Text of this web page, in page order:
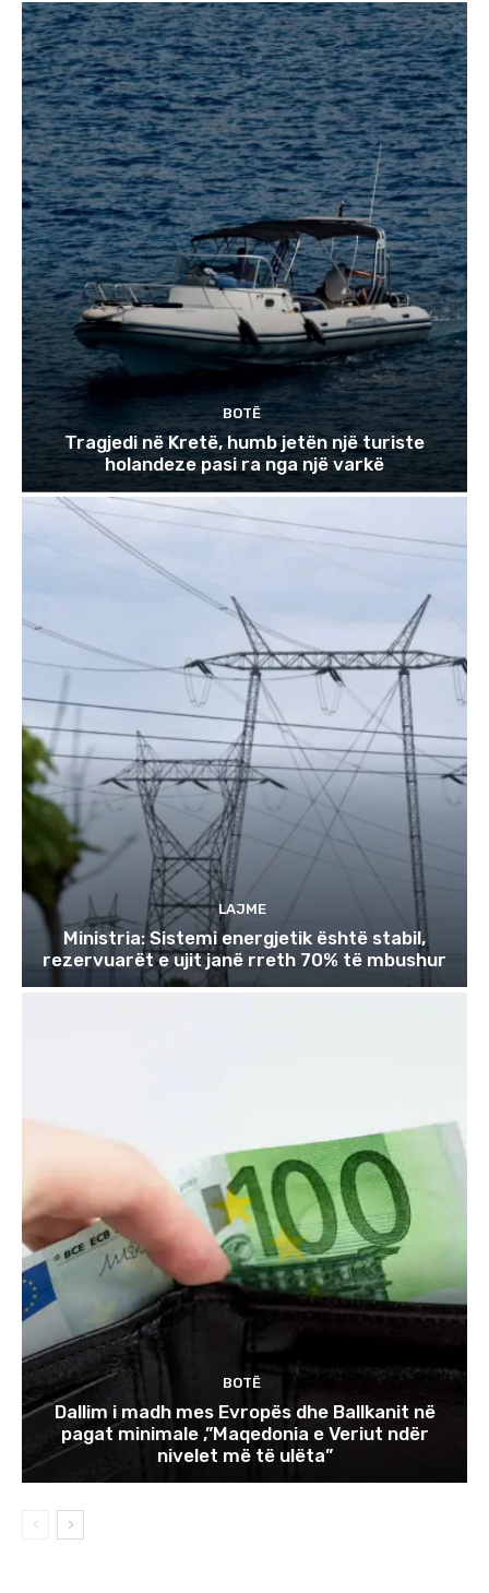
BOTË
Tragjedi në Kretë, humb jetën një turiste
holandeze pasi ra nga një varkë
LAJME
Ministria: Sistemi energjetik është stabil,
rezervuarët e ujit janë rreth 70% të mbushur
BOTË
Dallim i madh mes Evropës dhe Ballkanit në
pagat minimale ,”Maqedonia e Veriut ndër
nivelet më të ulëta”